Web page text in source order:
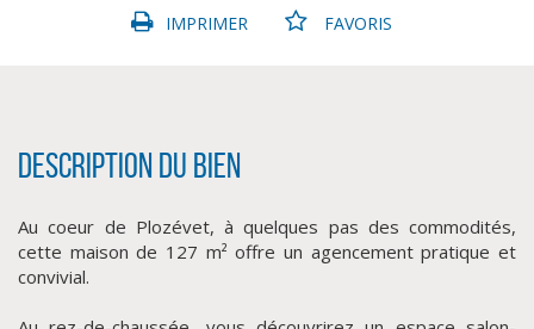
IMPRIMER FAVORIS
Description du bien
Au coeur de Plozévet, à quelques pas des commodités,
cette maison de 127 m² offre un agencement pratique et
convivial.